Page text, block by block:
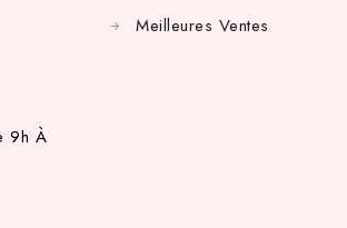
9h À
Meilleures Ventes